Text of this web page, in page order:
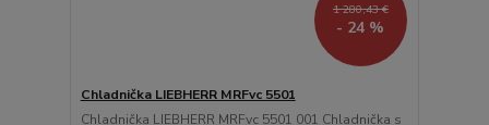
1 280,43 €
- 24 %
Chladnička LIEBHERR MRFvc 5501
Chladnička LIEBHERR MRFvc 5501 001 Chladnička s